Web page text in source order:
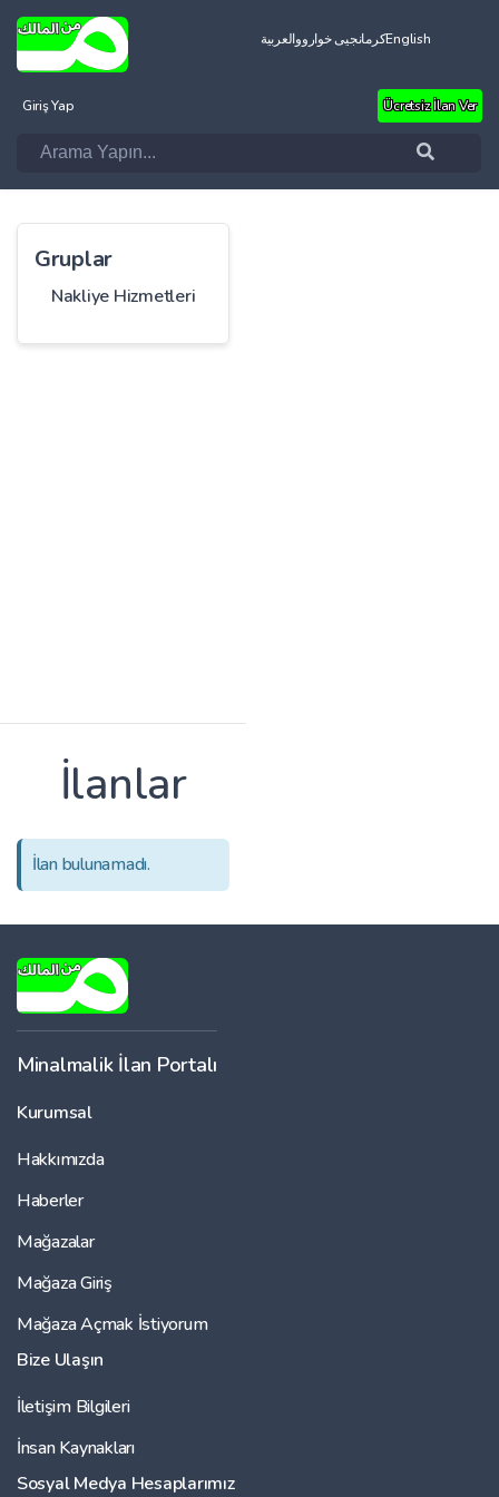
العربيةکرمانجیی خوارووEnglish
Giriş Yap Ücretsiz İlan Ver
Gruplar
Nakliye Hizmetleri
İlanlar
İlan bulunamadı.
Minalmalik İlan Portalı
Kurumsal
Hakkımızda
Haberler
Mağazalar
Mağaza Giriş
Mağaza Açmak İstiyorum
Bize Ulaşın
İletişim Bilgileri
İnsan Kaynakları
Sosyal Medya Hesaplarımız